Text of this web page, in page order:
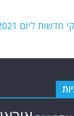
ליום 14-2-2021 . מתעדכן